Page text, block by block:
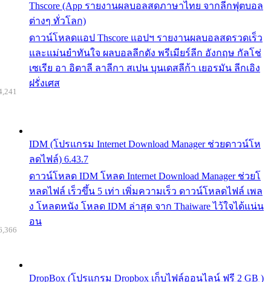
Thscore (App รายงานผลบอลสดภาษาไทย จากลีกฟุตบอล
ต่างๆ ทั่วโลก)
ดาวน์โหลดแอป Thscore แอปฯ รายงานผลบอลสดรวดเร็ว
และแม่นยำทันใจ ผลบอลลีกดัง พรีเมียร์ลีก อังกฤษ กัลโช่
เซเรีย อา อิตาลี ลาลีกา สเปน บุนเดสลีก้า เยอรมัน ลีกเอิง
ฝรั่งเศส
IDM (โปรแกรม Internet Download Manager ช่วยดาวน์โห
ลดไฟล์) 6.43.7
ดาวน์โหลด IDM โหลด Internet Download Manager ช่วยโ
หลดไฟล์ เร็วขึ้น 5 เท่า เพิ่มความเร็ว ดาวน์โหลดไฟล์ เพล
ง โหลดหนัง โหลด IDM ล่าสุด จาก Thaiware ไว้ใจได้แน่น
อน
DropBox (โปรแกรม Dropbox เก็บไฟล์ออนไลน์ ฟรี 2 GB )